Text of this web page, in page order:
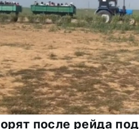
после рейда под